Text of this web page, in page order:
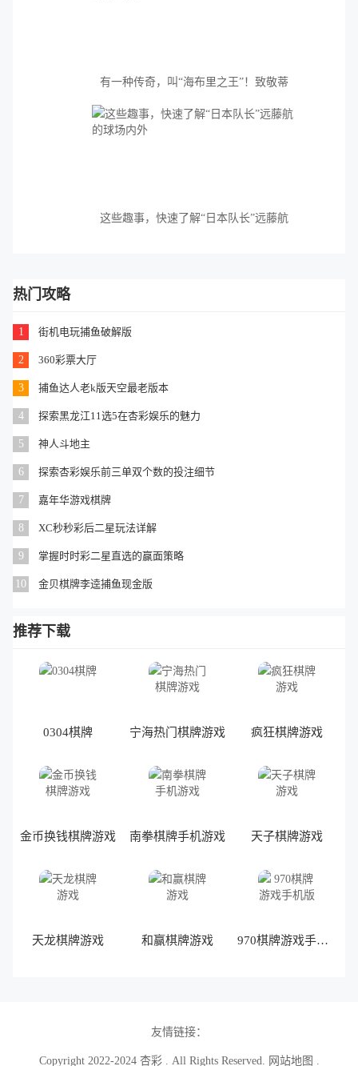
有一种传奇，叫“海布里之王”！致敬蒂
这些趣事，快速了解“日本队长”远藤航
热门攻略
1 街机电玩捕鱼破解版
2 360彩票大厅
3 捕鱼达人老k版天空最老版本
4 探索黑龙江11选5在杏彩娱乐的魅力
5 神人斗地主
6 探索杏彩娱乐前三单双个数的投注细节
7 嘉年华游戏棋牌
8 XC秒秒彩后二星玩法详解
9 掌握时时彩二星直选的赢面策略
10 金贝棋牌李逵捕鱼现金版
推荐下载
0304棋牌 宁海热门棋牌游戏 疯狂棋牌游戏
金币换钱棋牌游戏 南拳棋牌手机游戏 天子棋牌游戏
天龙棋牌游戏 和赢棋牌游戏 970棋牌游戏手机版
友情链接：
Copyright 2022-2024 杏彩. All Rights Reserved. 网站地图 .